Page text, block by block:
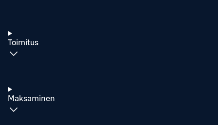
Toimitus
Maksaminen